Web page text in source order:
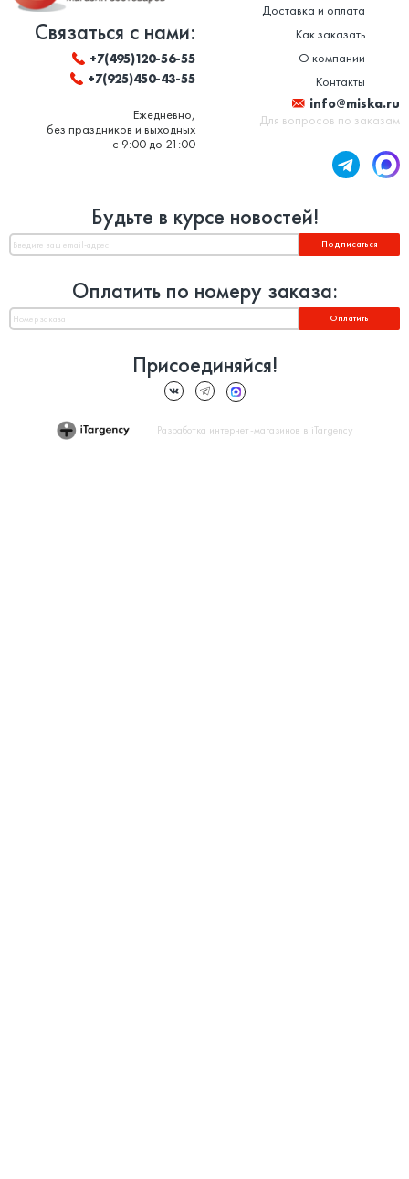
Связаться с нами:
+7(495)120-56-55
+7(925)450-43-55
Ежедневно,
без праздников и выходных
с 9:00 до 21:00
Доставка и оплата
Как заказать
О компании
Контакты
info@miska.ru
Для вопросов по заказам
Будьте в курсе новостей!
Подписаться
Оплатить по номеру заказа:
Оплатить
Присоединяйся!
Разработка интернет-магазинов в iTargency